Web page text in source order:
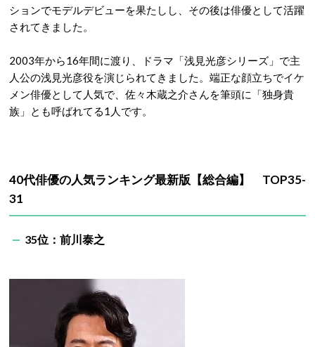
ションでモデルデビューを果たしし、その後は俳優として活躍
されてきました。
2003年から16年間に渡り、ドラマ「浅見光彦シリーズ」で主
人公の浅見光彦役を演じられてきました。端正な顔立ちでイケ
メン俳優として人気で、佐々木蔵之介さんを筆頭に「独身貴
族」とも呼ばれてる1人です。
40代俳優の人気ランキング最新版【総合編】 TOP35-
31
35位：前川泰之